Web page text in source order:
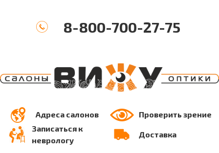
8-800-700-27-75
Адреса салонов
Проверить зрение
Записаться к
неврологу
Доставка